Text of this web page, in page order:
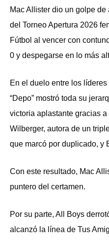
Mac Allister dio un golpe
del Torneo Apertura 2026
Fútbol al vencer con
0 y despegarse en lo más
En el duelo entre los
“Depo” mostró toda su
victoria aplastante gracias
Wilberger, autora de un
que marcó por duplicado, y
Con este resultado, Mac
puntero del certamen.
Por su parte, All Boys
alcanzó la línea de Tus